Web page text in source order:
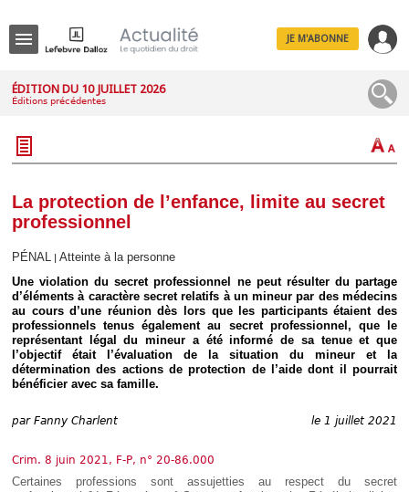
JE M'ABONNE
ÉDITION DU 10 JUILLET 2026
Éditions précédentes
La protection de l’enfance, limite au secret
professionnel
PÉNAL
Atteinte à la personne
Une violation du secret professionnel ne peut résulter du partage
d’éléments à caractère secret relatifs à un mineur par des médecins
au cours d’une réunion dès lors que les participants étaient des
professionnels tenus également au secret professionnel, que le
représentant légal du mineur a été informé de sa tenue et que
l’objectif était l’évaluation de la situation du mineur et la
détermination des actions de protection de l’aide dont il pourrait
bénéficier avec sa famille.
par Fanny Charlent le 1 juillet 2021
Crim. 8 juin 2021, F-P, n° 20-86.000
Certaines professions sont assujetties au respect du secret